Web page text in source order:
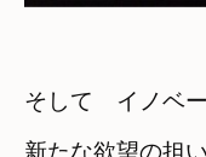
そして　イノベ
新たな欲望の担